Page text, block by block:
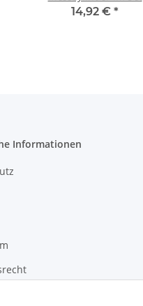
14,92 € *
Informationen